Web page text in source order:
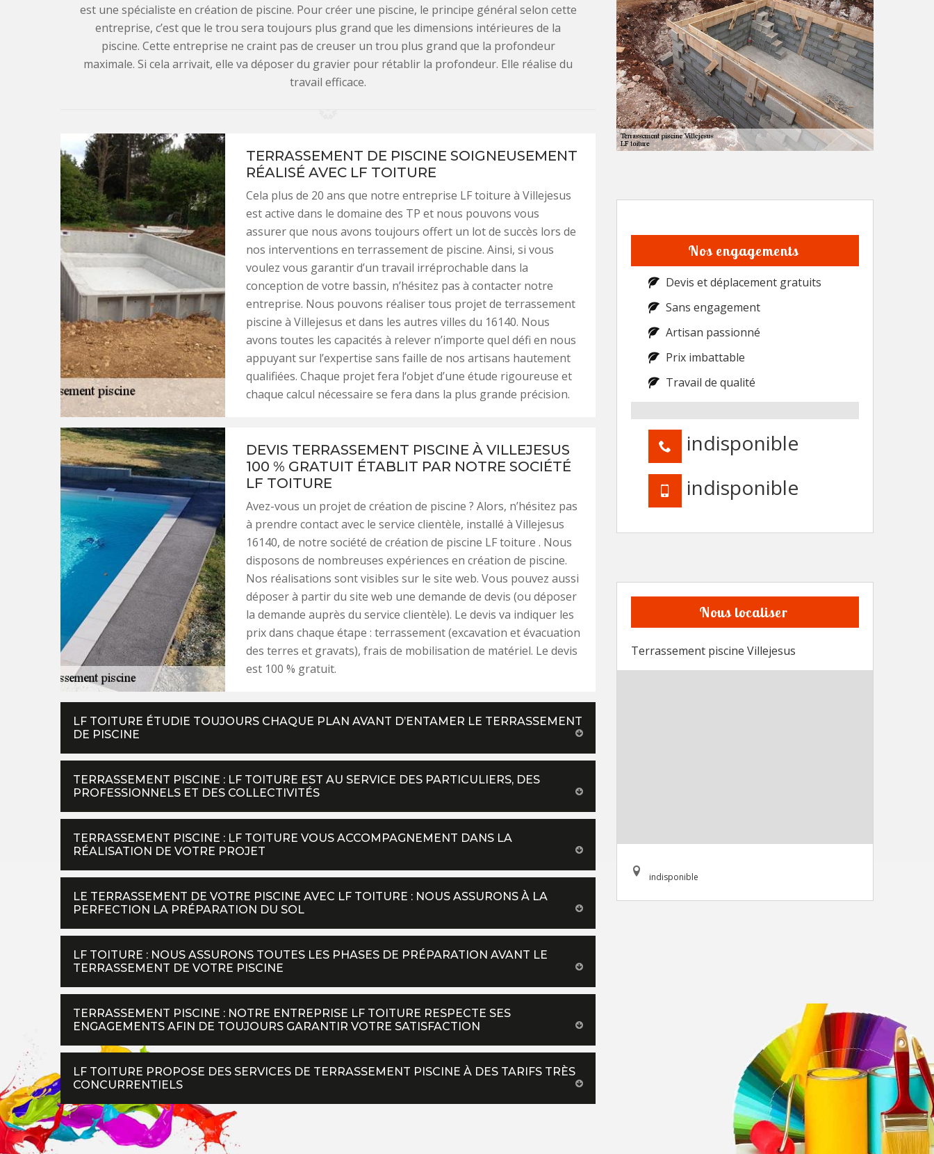
est une spécialiste en création de piscine. Pour créer une piscine, le principe général selon cette
entreprise, c’est que le trou sera toujours plus grand que les dimensions intérieures de la
piscine. Cette entreprise ne craint pas de creuser un trou plus grand que la profondeur
maximale. Si cela arrivait, elle va déposer du gravier pour rétablir la profondeur. Elle réalise du
travail efficace.
TERRASSEMENT DE PISCINE SOIGNEUSEMENT
RÉALISÉ AVEC LF TOITURE
Cela plus de 20 ans que notre entreprise LF toiture à Villejesus
est active dans le domaine des TP et nous pouvons vous
assurer que nous avons toujours offert un lot de succès lors de
nos interventions en terrassement de piscine. Ainsi, si vous
voulez vous garantir d’un travail irréprochable dans la
conception de votre bassin, n’hésitez pas à contacter notre
entreprise. Nous pouvons réaliser tous projet de terrassement
piscine à Villejesus et dans les autres villes du 16140. Nous
avons toutes les capacités à relever n’importe quel défi en nous
appuyant sur l’expertise sans faille de nos artisans hautement
qualifiées. Chaque projet fera l‘objet d’une étude rigoureuse et
chaque calcul nécessaire se fera dans la plus grande précision.
DEVIS TERRASSEMENT PISCINE À VILLEJESUS
100 % GRATUIT ÉTABLIT PAR NOTRE SOCIÉTÉ
LF TOITURE
Avez-vous un projet de création de piscine ? Alors, n’hésitez pas
à prendre contact avec le service clientèle, installé à Villejesus
16140, de notre société de création de piscine LF toiture . Nous
disposons de nombreuses expériences en création de piscine.
Nos réalisations sont visibles sur le site web. Vous pouvez aussi
déposer à partir du site web une demande de devis (ou déposer
la demande auprès du service clientèle). Le devis va indiquer les
prix dans chaque étape : terrassement (excavation et évacuation
des terres et gravats), frais de mobilisation de matériel. Le devis
est 100 % gratuit.
LF TOITURE ÉTUDIE TOUJOURS CHAQUE PLAN AVANT D’ENTAMER LE TERRASSEMENT
DE PISCINE
TERRASSEMENT PISCINE : LF TOITURE EST AU SERVICE DES PARTICULIERS, DES
PROFESSIONNELS ET DES COLLECTIVITÉS
TERRASSEMENT PISCINE : LF TOITURE VOUS ACCOMPAGNEMENT DANS LA
RÉALISATION DE VOTRE PROJET
LE TERRASSEMENT DE VOTRE PISCINE AVEC LF TOITURE : NOUS ASSURONS À LA
PERFECTION LA PRÉPARATION DU SOL
LF TOITURE : NOUS ASSURONS TOUTES LES PHASES DE PRÉPARATION AVANT LE
TERRASSEMENT DE VOTRE PISCINE
TERRASSEMENT PISCINE : NOTRE ENTREPRISE LF TOITURE RESPECTE SES
ENGAGEMENTS AFIN DE TOUJOURS GARANTIR VOTRE SATISFACTION
LF TOITURE PROPOSE DES SERVICES DE TERRASSEMENT PISCINE À DES TARIFS TRÈS
CONCURRENTIELS
Nos engagements
Devis et déplacement gratuits
Sans engagement
Artisan passionné
Prix imbattable
Travail de qualité
indisponible
indisponible
Nous localiser
Terrassement piscine Villejesus
indisponible